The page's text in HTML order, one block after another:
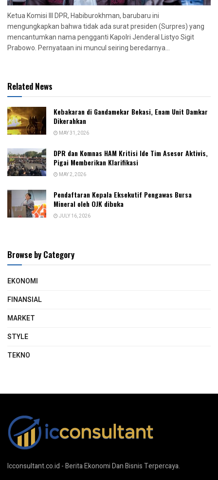
Ketua Komisi III DPR, Habiburokhman, barubaru ini
mengungkapkan bahwa tidak ada surat presiden (Surpres) yang
mencantumkan nama pengganti Kapolri Jenderal Listyo Sigit
Prabowo. Pernyataan ini muncul seiring beredarnya...
Related News
Kebakaran di Gandamekar Bekasi, Enam Unit Damkar
Dikerahkan
MAY 31, 2026
DPR dan Komnas HAM Kritisi Ide Tim Asesor Aktivis,
Pigai Memberikan Klarifikasi
MAY 2, 2026
Pendaftaran Kepala Eksekutif Pengawas Bursa
Mineral oleh OJK dibuka
JULY 16, 2026
Browse by Category
EKONOMI
FINANSIAL
MARKET
STYLE
TEKNO
Icconsultant.co.id - Berita Ekonomi Dan Bisnis Terpercaya.